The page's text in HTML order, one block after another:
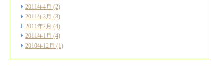
2011年4月 (2)
2011年3月 (3)
2011年2月 (4)
2011年1月 (4)
2010年12月 (1)